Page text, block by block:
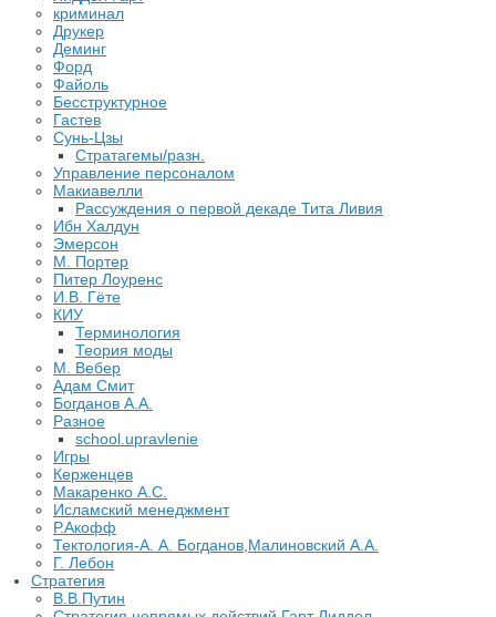
криминал
Друкер
Деминг
Форд
Файоль
Бесструктурное
Гастев
Сунь-Цзы
Стратагемы/разн.
Управление персоналом
Макиавелли
Рассуждения о первой декаде Тита Ливия
Ибн Халдун
Эмерсон
М. Портер
Питер Лоуренс
И.В. Гёте
КИУ
Терминология
Теория моды
М. Вебер
Адам Смит
Богданов А.А.
Разное
school.upravlenie
Игры
Керженцев
Макаренко А.С.
Исламский менеджмент
Р.Акофф
Тектология-А. А. Богданов,Малиновский А.А.
​Г. Лебон
Стратегия
В.В.Путин